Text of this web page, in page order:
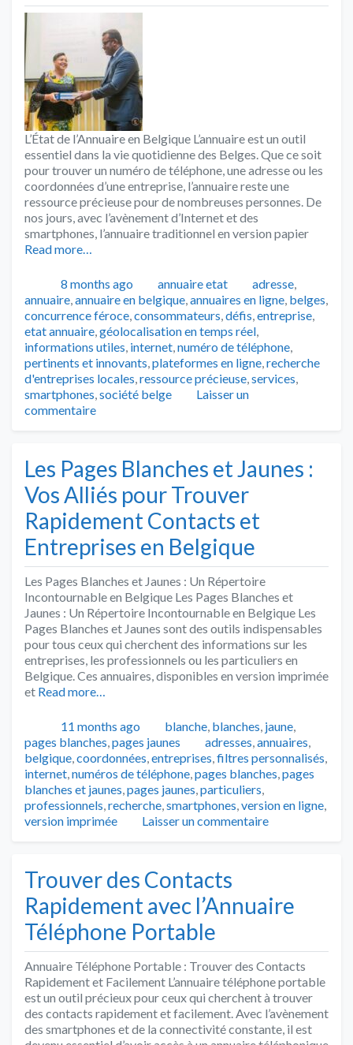
L’État de l’Annuaire en Belgique L’annuaire est un outil
essentiel dans la vie quotidienne des Belges. Que ce soit
pour trouver un numéro de téléphone, une adresse ou les
coordonnées d’une entreprise, l’annuaire reste une
ressource précieuse pour de nombreuses personnes. De
nos jours, avec l’avènement d’Internet et des
smartphones, l’annuaire traditionnel en version papier
Read more…
Publié
8 months ago Catégories
annuaire etat Tags
adresse,
annuaire,annuaire en belgique,annuaires en ligne, belges,
concurrence féroce,consommateurs,défis,entreprise,
etat annuaire,géolocalisation en temps réel,
informations utiles, internet,numéro de téléphone,
pertinents et innovants,plateformes en ligne,recherche
d'entreprises locales,ressource précieuse,services,
smartphones,société belge
Laisser un
commentaire
Les Pages Blanches et Jaunes :
Vos Alliés pour Trouver
Rapidement Contacts et
Entreprises en Belgique
Les Pages Blanches et Jaunes : Un Répertoire
Incontournable en Belgique Les Pages Blanches et
Jaunes : Un Répertoire Incontournable en Belgique Les
Pages Blanches et Jaunes sont des outils indispensables
pour tous ceux qui cherchent des informations sur les
entreprises, les professionnels ou les particuliers en
Belgique. Ces annuaires, disponibles en version imprimée
et Read more…
Publié11 months ago Catégories
blanche, blanches, jaune,
pages blanches,pages jaunes Tags
adresses,annuaires,
belgique,coordonnées,entreprises,filtres personnalisés,
internet,numéros de téléphone,pages blanches,pages
blanches et jaunes,pages jaunes,particuliers,
professionnels,recherche,smartphones,version en ligne,
version imprimée
Laisser un commentaire
Trouver des Contacts
Rapidement avec l’Annuaire
Téléphone Portable
Annuaire Téléphone Portable : Trouver des Contacts
Rapidement et Facilement L’annuaire téléphone portable
est un outil précieux pour ceux qui cherchent à trouver
des contacts rapidement et facilement. Avec l’avènement
des smartphones et de la connectivité constante, il est